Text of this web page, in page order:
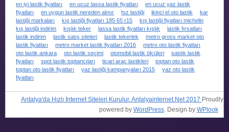
en iyi lastik fiyatları
en ucuz lassa lastik fiyatları
en ucuz yaz lastik
fiyatları
en uygun lastik nereden alınır hız lastiği ikinci el oto lastik
kar
lastiği markaları
kış lastiği fiyatları 185 65 r15
kış lastiği fiyatları michelin
kış lastiği indirim
kışlık teker lassa lastik fiyatları kışlık
lastik fırsatları
lastik indirim
lastik satış siteleri lastik tekerlek
metro gross market oto
lastik fiyatları
metro market lastik fiyatları 2016
metro oto lastik fiyatları
oto lastik ankara
oto lastik seçimi otomobil lastik ölçüleri
satılık lastik
fiyatları
spot lastik toptancıları ticari araç lastikleri
toptan oto lastik
toptan oto lastik fiyatları
yaz lastiği kampanyaları 2015
yaz oto lastik
fiyatları
Antalya'da Hızlı İnternet Siteleri Kurulur. Antalyainternet.Net 2017 Proudly
powered by WordPress. Design by WPlook